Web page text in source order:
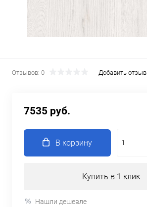
Отзывов: 0 Добавить отзыв
7535 руб.
В корзину
Купить в 1 клик
Нашли дешевле